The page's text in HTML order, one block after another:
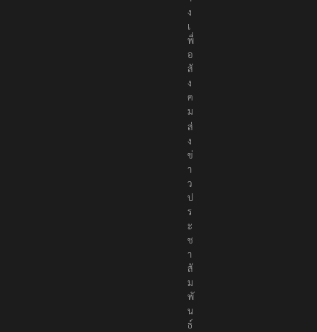
ง
เ
พื่
อ
สั
ง
ค
ม
ส่
ง
ข่
า
ว
ป
ร
ะ
ช
า
สั
ม
พั
น
ธ์